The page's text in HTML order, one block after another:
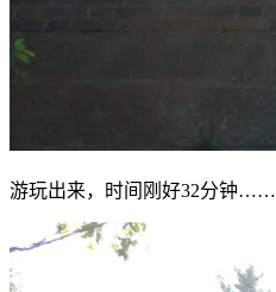
游玩出来，时间刚好32分钟……